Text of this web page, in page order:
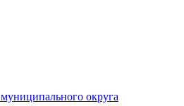
округа